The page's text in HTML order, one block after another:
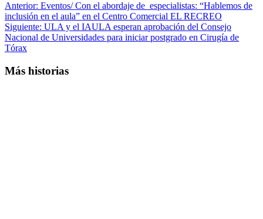
Anterior: Eventos/ Con el abordaje de especialistas: “Hablemos de
inclusión en el aula” en el Centro Comercial EL RECREO
Siguiente: ULA y el IAULA esperan aprobación del Consejo
Nacional de Universidades para iniciar postgrado en Cirugía de
Tórax
Más historias